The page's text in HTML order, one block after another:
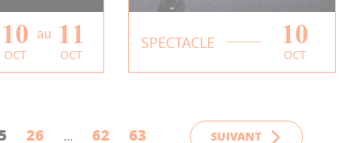
2026
10
OCT
au 11
OCT
Spectacle | Nino
SPECTACLE 10
OCT
26 ... 62 63 SUIVANT